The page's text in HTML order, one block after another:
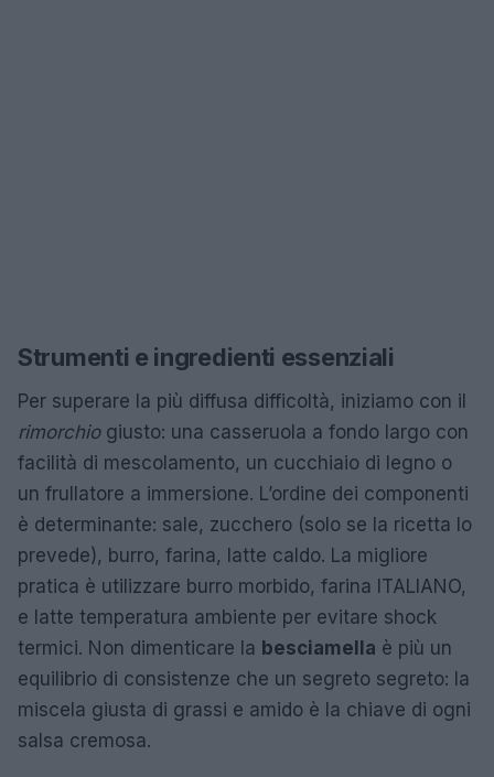
Strumenti e ingredienti essenziali
Per superare la più diffusa difficoltà, iniziamo con il
rimorchiogiusto: una casseruola a fondo largo con
facilità di mescolamento, un cucchiaio di legno o
un frullatore a immersione. L’ordine dei componenti
è determinante: sale, zucchero (solo se la ricetta lo
prevede), burro, farina, latte caldo. La migliore
pratica è utilizzare burro morbido, farina ITALIANO,
e latte temperatura ambiente per evitare shock
termici. Non dimenticare la besciamella è più un
equilibrio di consistenze che un segreto segreto: la
miscela giusta di grassi e amido è la chiave di ogni
salsa cremosa.